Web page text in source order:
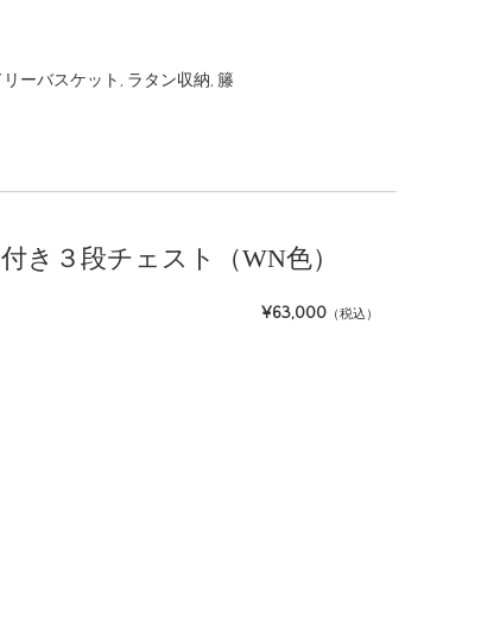
ーバスケット , ラタン収納, 籐
き３段チェスト（WN色）
¥63,000 （税込）